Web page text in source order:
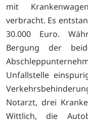
mit
verbracht. Es
30.000 Euro.
Bergung der
Unfallstelle
Notarzt, drei
Wittlich, die